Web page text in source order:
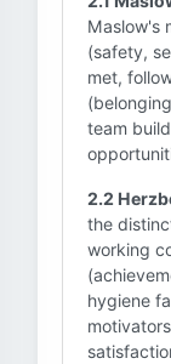
Maslow's
(safety,
met,
team
2.2
the
working
hygiene